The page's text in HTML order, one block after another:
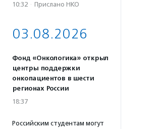
10:32 · Прислано НКО
03.08.2026
Фонд «Онкологика» открыл
центры поддержки
онкопациентов в шести
регионах России
18:37
Российским студентам могут